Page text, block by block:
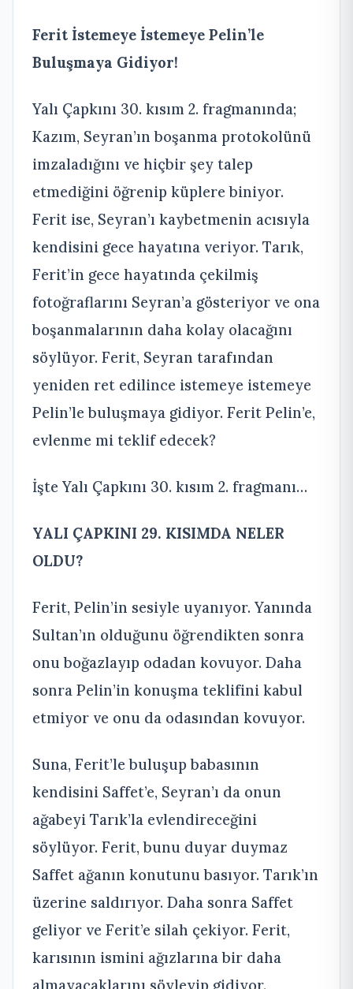
Ferit İstemeye İstemeye Pelin’le
Buluşmaya Gidiyor!
Yalı Çapkını 30. kısım 2. fragmanında;
Kazım, Seyran’ın boşanma protokolünü
imzaladığını ve hiçbir şey talep
etmediğini öğrenip küplere biniyor.
Ferit ise, Seyran’ı kaybetmenin acısıyla
kendisini gece hayatına veriyor. Tarık,
Ferit’in gece hayatında çekilmiş
fotoğraflarını Seyran’a gösteriyor ve ona
boşanmalarının daha kolay olacağını
söylüyor. Ferit, Seyran tarafından
yeniden ret edilince istemeye istemeye
Pelin’le buluşmaya gidiyor. Ferit Pelin’e,
evlenme mi teklif edecek?
İşte Yalı Çapkını 30. kısım 2. fragmanı…
YALI ÇAPKINI 29. KISIMDA NELER
OLDU?
Ferit, Pelin’in sesiyle uyanıyor. Yanında
Sultan’ın olduğunu öğrendikten sonra
onu boğazlayıp odadan kovuyor. Daha
sonra Pelin’in konuşma teklifini kabul
etmiyor ve onu da odasından kovuyor.
Suna, Ferit’le buluşup babasının
kendisini Saffet’e, Seyran’ı da onun
ağabeyi Tarık’la evlendireceğini
söylüyor. Ferit, bunu duyar duymaz
Saffet ağanın konutunu basıyor. Tarık’ın
üzerine saldırıyor. Daha sonra Saffet
geliyor ve Ferit’e silah çekiyor. Ferit,
karısının ismini ağızlarına bir daha
almayacaklarını söyleyip gidiyor.